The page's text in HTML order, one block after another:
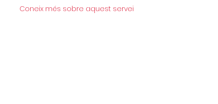
Coneix més sobre aquest servei